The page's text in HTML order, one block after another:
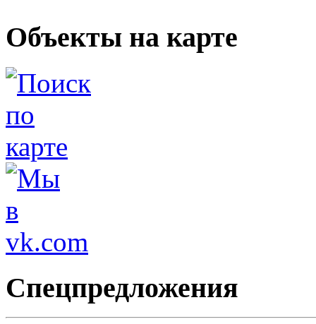
Объекты на карте
Спецпредложения